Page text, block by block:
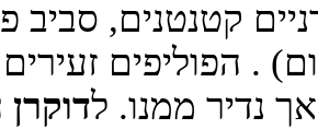
קטנטנים, סביב
. הפוליפים
נדיר ממנו. ל